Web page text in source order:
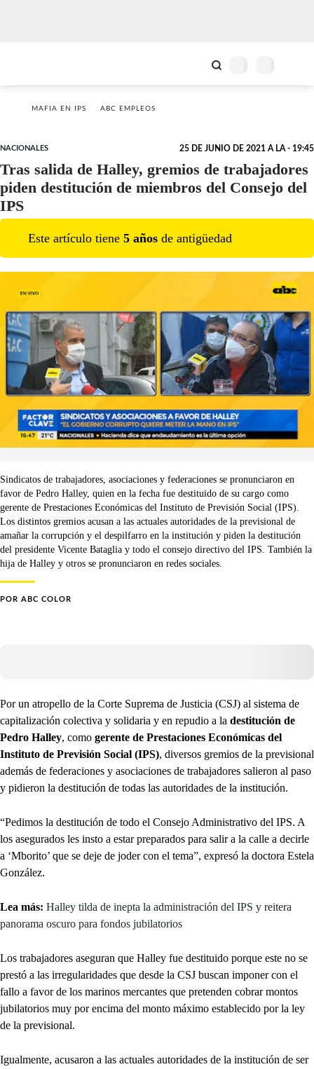
MAFIA EN IPS ABC EMPLEOS
NACIONALES 25 DE JUNIO DE 2021 A LA - 19:45
Tras salida de Halley, gremios de trabajadores
piden destitución de miembros del Consejo del
IPS
Este artículo tiene 5 años de antigüedad
Sindicatos de trabajadores, asociaciones y federaciones se pronunciaron en
favor de Pedro Halley, quien en la fecha fue destituido de su cargo como
gerente de Prestaciones Económicas del Instituto de Previsión Social (IPS).
Los distintos gremios acusan a las actuales autoridades de la previsional de
amañar la corrupción y el despilfarro en la institución y piden la destitución
del presidente Vicente Bataglia y todo el consejo directivo del IPS. También la
hija de Halley y otros se pronunciaron en redes sociales.
POR ABC COLOR
Por un atropello de la Corte Suprema de Justicia (CSJ) al sistema de
capitalización colectiva y solidaria y en repudio a la destitución de
Pedro Halley, como gerente de Prestaciones Económicas del
Instituto de Previsión Social (IPS), diversos gremios de la previsional
además de federaciones y asociaciones de trabajadores salieron al paso
y pidieron la destitución de todas las autoridades de la institución.
“Pedimos la destitución de todo el Consejo Administrativo del IPS. A
los asegurados les insto a estar preparados para salir a la calle a decirle
a ‘Mborito’ que se deje de joder con el tema”, expresó la doctora Estela
González.
Lea más: Halley tilda de inepta la administración del IPS y reitera
panorama oscuro para fondos jubilatorios
Los trabajadores aseguran que Halley fue destituido porque este no se
prestó a las irregularidades que desde la CSJ buscan imponer con el
fallo a favor de los marinos mercantes que pretenden cobrar montos
jubilatorios muy por encima del monto máximo establecido por la ley
de la previsional.
Igualmente, acusaron a las actuales autoridades de la institución de ser